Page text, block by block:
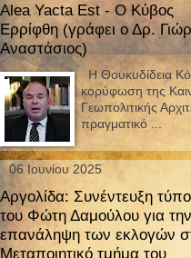
Alea Yacta Est - Ο Κύβος
Ερρίφθη (γράφει ο Δρ.
Αναστάσιος)
Η Θουκυδίδεια
κορύφωση της
Γεωπολιτικής
πραγματικό ...
06 Ιουνίου 2025
Αργολίδα: Συνέντευξη
του Φώτη Δαμούλου για την
επανάληψη των εκλογών
Μεταποιητικό τμήμα του